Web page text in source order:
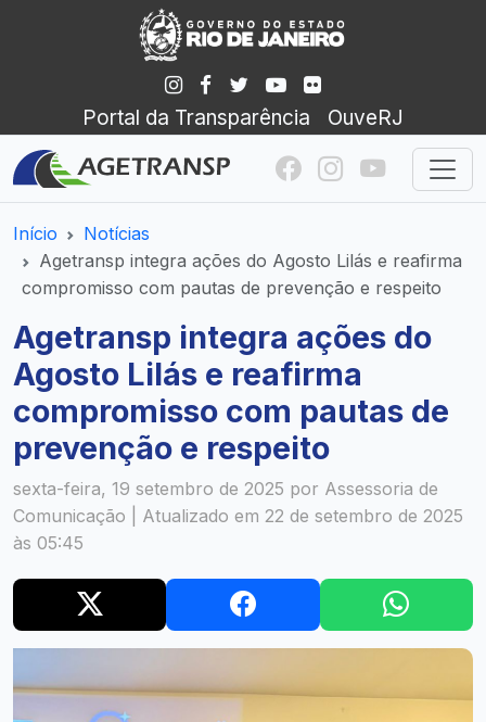
Portal da Transparência OuveRJ
Início
Notícias
Agetransp integra ações do Agosto Lilás e reafirma
compromisso com pautas de prevenção e respeito
Agetransp integra ações do
Agosto Lilás e reafirma
compromisso com pautas de
prevenção e respeito
sexta-feira, 19 setembro de 2025 por Assessoria de
Comunicação | Atualizado em 22 de setembro de 2025
às 05:45